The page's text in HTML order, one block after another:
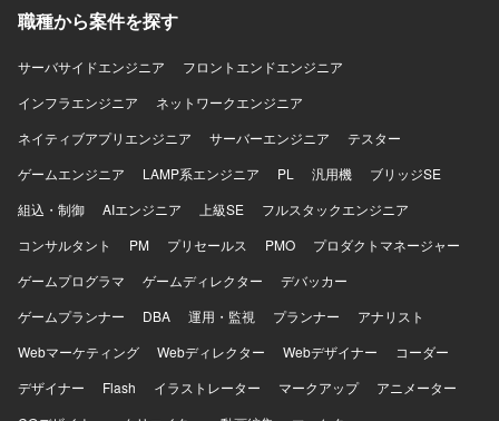
職種から案件を探す
サーバサイドエンジニア
フロントエンドエンジニア
インフラエンジニア
ネットワークエンジニア
ネイティブアプリエンジニア
サーバーエンジニア
テスター
ゲームエンジニア
LAMP系エンジニア PL 汎用機
ブリッジSE
組込・制御
AIエンジニア 上級SE
フルスタックエンジニア
コンサルタント
PM プリセールス PMO
プロダクトマネージャー
ゲームプログラマ
ゲームディレクター
デバッカー
ゲームプランナー
DBA 運用・監視 プランナー
アナリスト
Webマーケティング
Webディレクター Webデザイナー
コーダー
デザイナー
Flash イラストレーター マークアップ
アニメーター